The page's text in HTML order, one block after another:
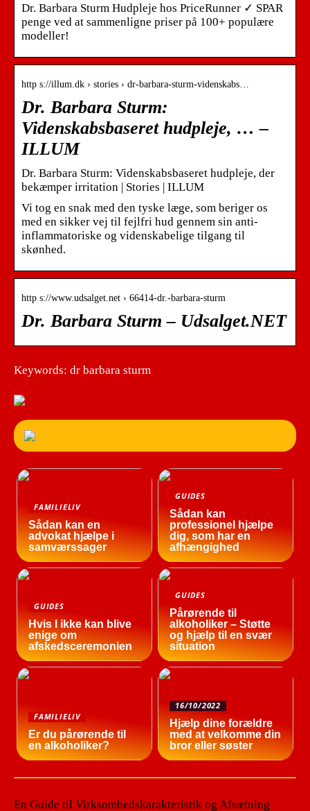
Dr. Barbara Sturm Hudpleje hos PriceRunner ✓ SPAR
penge ved at sammenligne priser på 100+ populære
modeller!
http s://illum.dk › stories › dr-barbara-sturm-videnskabs…
Dr. Barbara Sturm:
Videnskabsbaseret hudpleje, … –
ILLUM
Dr. Barbara Sturm: Videnskabsbaseret hudpleje, der
bekæmper irritation | Stories | ILLUM
Vi tog en snak med den tyske læge, som beriger os
med en sikker vej til fejlfri hud gennem sin anti-
inflammatoriske og videnskabelige tilgang til
skønhed.
http s://www.udsalget.net › 66414-dr.-barbara-sturm
Dr. Barbara Sturm – Udsalget.NET
Keywords: dr barbara sturm
FAMILIELIV
Sådan kan en
advokat hjælpe i
samværssager
GUIDES
Sådan kan
professionel hjælpe
dig, som har en
afhængighed
GUIDES
Hvis I ikke kan blive
enige om
afskedsceremonien
GUIDES
Pårørende til
alkoholiker – Støtte
og hjælp til en svær
situation
FAMILIELIV
Er du pårørende til
en alkoholiker?
16/10/2022
Hjælp dine forældre
med at velkomme din
bror eller søster
En Guide til Virksomhedskarakteristik og Afsætning